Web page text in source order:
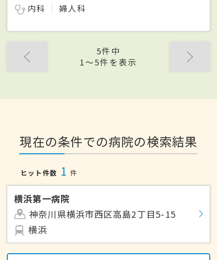
内科
婦人科
5件中
1〜5件を表示
現在の条件での病院の検索結果
ヒット件数 1 件
横浜第一病院
神奈川県横浜市西区高島2丁目5-15
横浜